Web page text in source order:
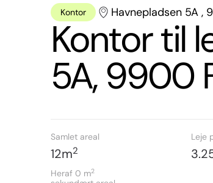
Kontor Havnepladsen 5A ,
Kontor til
5A, 9900
Samlet areal
12m2
Heraf 0 m2
Leje